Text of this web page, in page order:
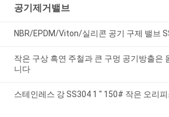
공기제거밸브
NBR/EPDM/Viton/실리콘 공기 구제 밸브
작은 구상 흑연 주철과 큰 구멍 공기방출은
니다
스테인레스 강 SS304 1 " 150# 작은 오리